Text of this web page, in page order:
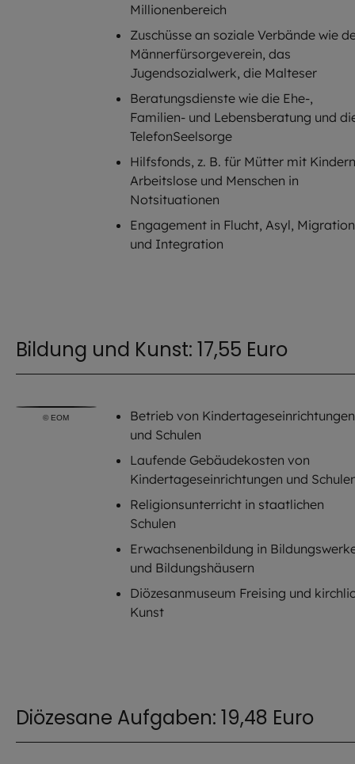
Millionenbereich
Zuschüsse an soziale Verbände wie
Männerfürsorgeverein, das
Jugendsozialwerk, die Malteser
Beratungsdienste wie die Ehe-,
Familien- und Lebensberatung und
TelefonSeelsorge
Hilfsfonds, z. B. für Mütter mit
Arbeitslose und Menschen in
Notsituationen
Engagement in Flucht, Asyl, Migration
und Integration
Bildung und Kunst: 17,55 Euro
© EOM
Betrieb von Kindertageseinrichtungen
und Schulen
Laufende Gebäudekosten von
Kindertageseinrichtungen und
Religionsunterricht in staatlichen
Schulen
Erwachsenenbildung in
und Bildungshäusern
Diözesanmuseum Freising und
Kunst
Diözesane Aufgaben: 19,48 Euro